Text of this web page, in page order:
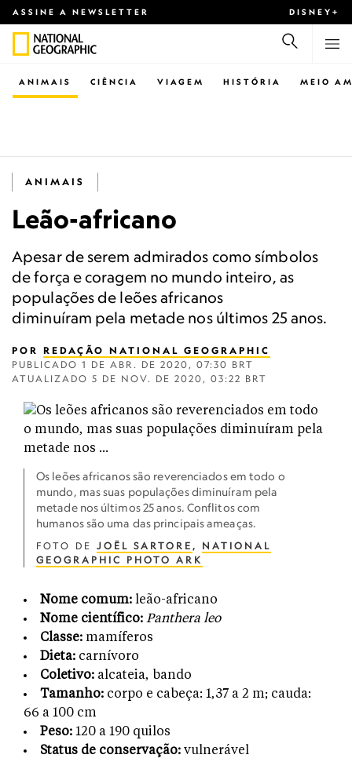
ASSINE A NEWSLETTER DISNEY+
CIÊNCIA VIAGEM
ANIMAIS HISTÓRIA MEIO
ANIMAIS
Leão-africano
Apesar de serem admirados como símbolos
de força e coragem no mundo inteiro, as
populações de leões africanos
diminuíram pela metade nos últimos 25 anos.
POR REDAÇÃO NATIONAL GEOGRAPHIC
PUBLICADO 1 DE ABR. DE 2020, 07:30 BRT
ATUALIZADO 5 DE NOV. DE 2020, 03:22 BRT
Os leões africanos são reverenciados em todo o
mundo, mas suas populações diminuíram pela
metade nos últimos 25 anos. Conflitos com
humanos são uma das principais ameaças.
FOTO DE JOËL SARTORE , NATIONAL
GEOGRAPHIC PHOTO ARK
Nome comum: leão-africano
Nome científico: Panthera leo
Classe: mamíferos
Dieta: carnívoro
Coletivo: alcateia, bando
Tamanho: corpo e cabeça: 1,37 a 2 m; cauda:
66 a 100 cm
Peso: 120 a 190 quilos
Status de conservação: vulnerável